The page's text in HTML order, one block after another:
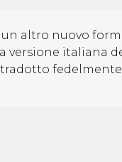
altro nuovo
versione italiana